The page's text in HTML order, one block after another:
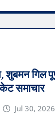
शुबमन गिल
समाचार
Jul 30, 2026